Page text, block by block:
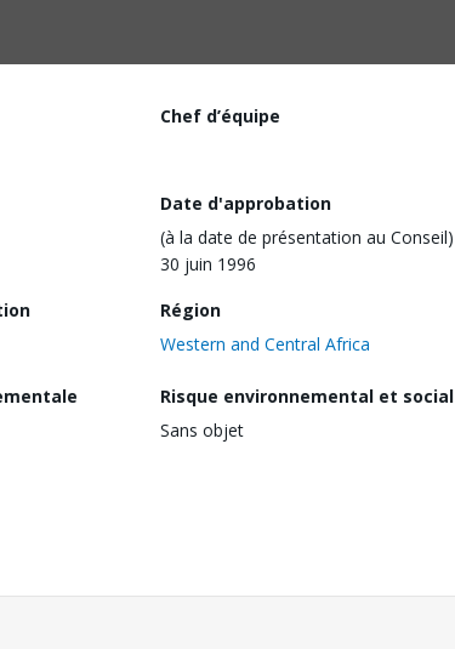
Chef d’équipe
Date d'approbation
(à la date de présentation au Conseil)
30 juin 1996
Région
Western and Central Africa
Risque environnemental et social
Sans objet